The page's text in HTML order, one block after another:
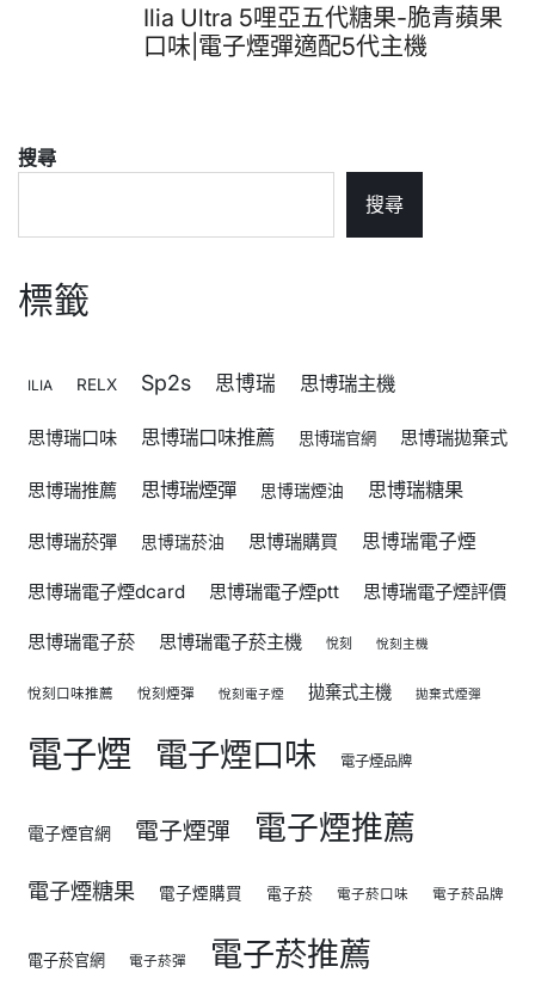
in
Ilia Ultra 5哩亞五代糖果-脆青蘋果
口味|電子煙彈適配5代主機
搜尋
搜尋
標籤
ILIA RELX Sp2s 思博瑞 思博瑞主機
思博瑞口味 思博瑞口味推薦 思博瑞官網 思博瑞拋棄式
思博瑞推薦 思博瑞煙彈 思博瑞煙油 思博瑞糖果
思博瑞菸彈 思博瑞菸油 思博瑞購買 思博瑞電子煙
思博瑞電子煙dcard 思博瑞電子煙ptt 思博瑞電子煙評價
思博瑞電子菸 思博瑞電子菸主機 悅刻 悅刻主機
悅刻口味推薦 悅刻煙彈 悅刻電子煙 拋棄式主機 拋棄式煙彈
電子煙 電子煙口味 電子煙品牌
電子煙官網 電子煙彈 電子煙推薦
電子煙糖果 電子煙購買 電子菸 電子菸口味 電子菸品牌
電子菸官網 電子菸彈 電子菸推薦